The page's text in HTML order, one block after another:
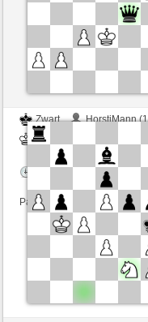
Zwart
HorstiMann
Wit
Speelduur: 5 minutes/
Partij telt mee voor de